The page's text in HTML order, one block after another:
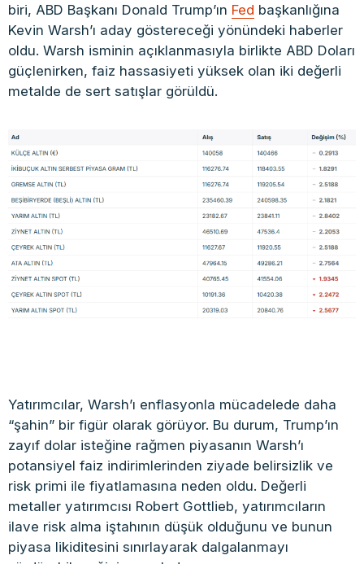
biri, ABD Başkanı Donald Trump’ın Fed başkanlığına
Kevin Warsh’ı aday göstereceği yönündeki haberler
oldu. Warsh isminin açıklanmasıyla birlikte ABD Doları
güçlenirken, faiz hassasiyeti yüksek olan iki değerli
metalde de sert satışlar görüldü.
Yatırımcılar, Warsh’ı enflasyonla mücadelede daha
“şahin” bir figür olarak görüyor. Bu durum, Trump’ın
zayıf dolar isteğine rağmen piyasanın Warsh’ı
potansiyel faiz indirimlerinden ziyade belirsizlik ve
risk primi ile fiyatlamasına neden oldu. Değerli
metaller yatırımcısı Robert Gottlieb, yatırımcıların
ilave risk alma iştahının düşük olduğunu ve bunun
piyasa likiditesini sınırlayarak dalgalanmayı